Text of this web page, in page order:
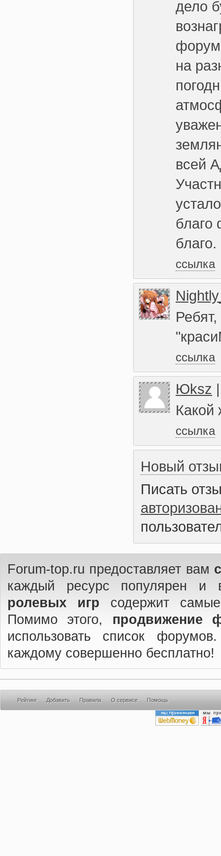
дело
на
всей
благо
благо.
ссылка
ссылка
Юksz
Какой
ссылка
Новый
Писать
Forum-top.ru предоставляет вам
каждый ресурс популярен
ролевых игр содержит
Помимо этого, продвижение
использовать список
каждому совершенно бесплатно!
Рейтинг Добавить Правила О сервисе Помощь